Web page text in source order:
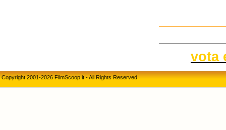
vota
Copyright 2001-2026 FilmScoop.it - All Rights Reserved